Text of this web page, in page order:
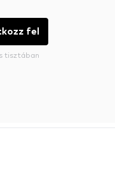
fel
tisztában